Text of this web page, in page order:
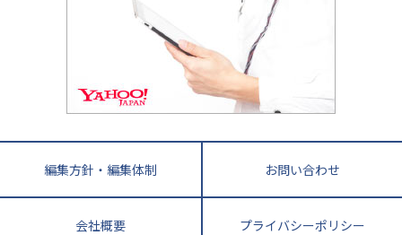
香川県
高知県
長崎県 熊本県
鹿児島県 沖縄県
英語・英会話・英検対策
小学校教師が解説！中学受験のリアル
教育ジャーナリストが徹底解説！ 大学受験の羅
編集方針・編集体制 お問い合わせ
会社概要 プライバシーポリシー